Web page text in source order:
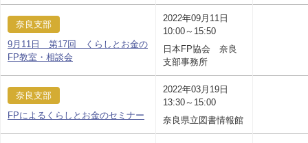
奈良支部
9月11日 第17回 くらしとお金の
FP教室・相談会
2022年09月11日
10:00～15:50
日本FP協会 奈良
支部事務所
奈良支部
FPによるくらしとお金のセミナー
2022年03月19日
13:30～15:00
奈良県立図書情報館